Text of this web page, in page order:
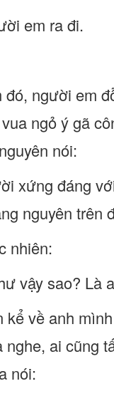
em ra đi.
đó, người em
ngỏ ý gã
nói:
xứng đáng
nguyên trên
nhiên:
vậy sao? Là
kể về anh
nghe, ai cũng
nói: